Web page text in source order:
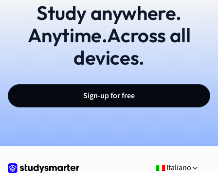
Study anywhere.
Anytime.Across all
devices.
Sign-up for free
Italiano